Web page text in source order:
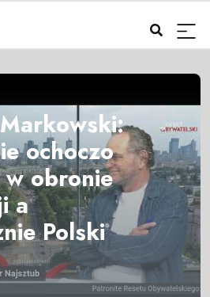
ochoczo
obronie
a
Polski